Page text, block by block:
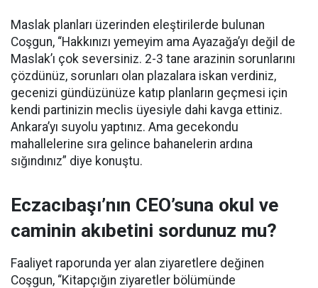
Maslak planları üzerinden eleştirilerde bulunan
Coşgun, “Hakkınızı yemeyim ama Ayazağa’yı değil de
Maslak’ı çok seversiniz. 2-3 tane arazinin sorunlarını
çözdünüz, sorunları olan plazalara iskan verdiniz,
gecenizi gündüzünüze katıp planların geçmesi için
kendi partinizin meclis üyesiyle dahi kavga ettiniz.
Ankara’yı suyolu yaptınız. Ama gecekondu
mahallelerine sıra gelince bahanelerin ardına
sığındınız” diye konuştu.
Eczacıbaşı’nın CEO’suna okul ve
caminin akıbetini sordunuz mu?
Faaliyet raporunda yer alan ziyaretlere değinen
Coşgun, “Kitapçığın ziyaretler bölümünde